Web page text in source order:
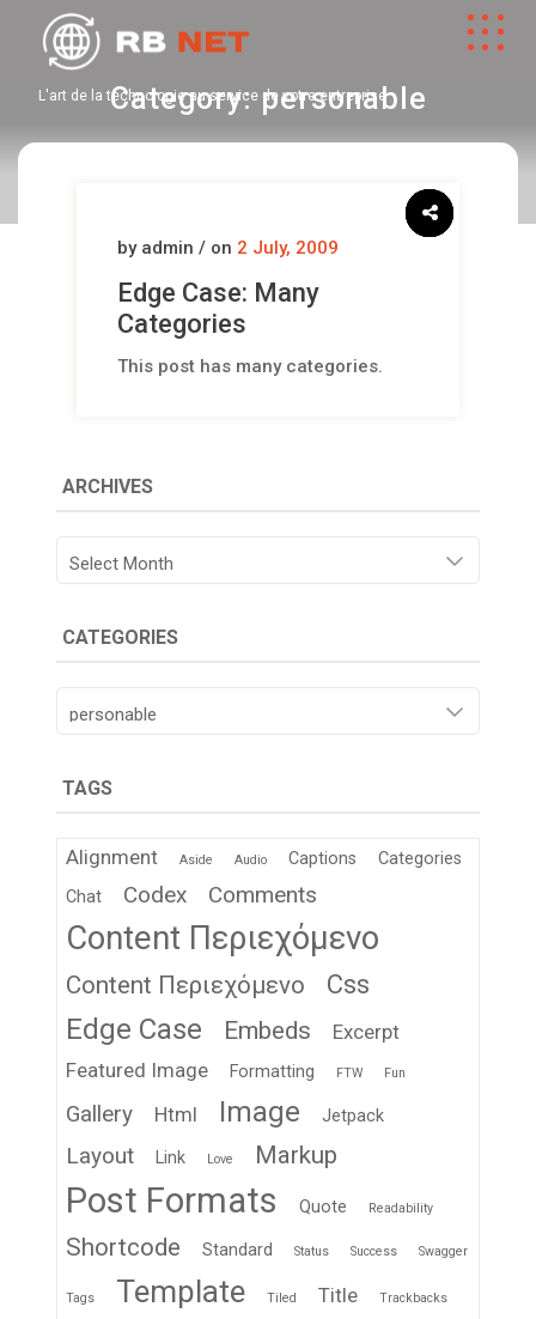
L'art de la technologie au service de votre entreprise
Category:personable
by admin / on 2 July, 2009
Edge Case: Many
Categories
This post has many categories.
ARCHIVES
CATEGORIES
TAGS
Alignment Aside Audio Captions
Categories
Chat
Codex Comments
Content Περιεχόμενο
Content Περιεχόμενο Css
Edge Case Embeds
Excerpt
Featured Image
Formatting FTW Fun
Gallery Html Image Jetpack
Layout Link Love Markup
Post Formats Quote Readability
Shortcode Standard Status Success Swagger
Tags Template Tiled Title Trackbacks